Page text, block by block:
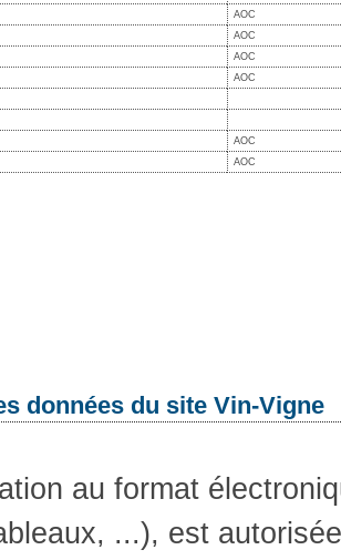
AOC
AOC
AOC
AOC
AOC
AOC
données du site Vin-Vigne
au format
...), est